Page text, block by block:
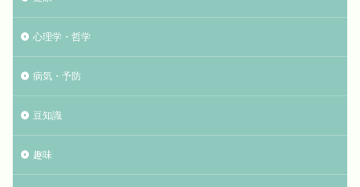
心理学・哲学
病気・予防
豆知識
趣味